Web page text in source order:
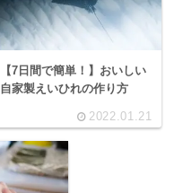
【7日間で簡単！】おいしい
自家製えいひれの作り方
2022.01.21